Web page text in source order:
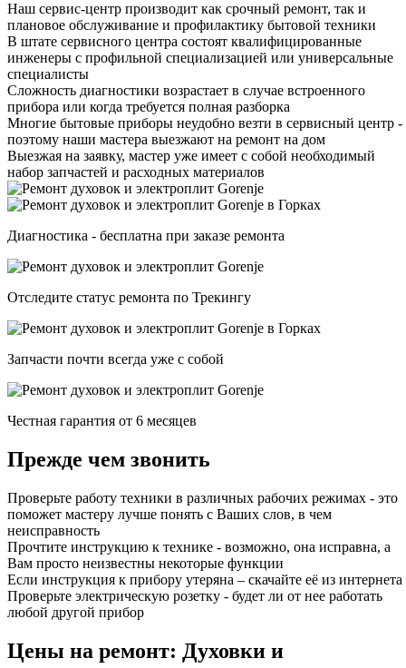
Наш сервис-центр производит как срочный ремонт, так и
плановое обслуживание и профилактику бытовой техники
В штате сервисного центра состоят квалифицированные
инженеры с профильной специализацией или универсальные
специалисты
Сложность диагностики возрастает в случае встроенного
прибора или когда требуется полная разборка
Многие бытовые приборы неудобно везти в сервисный центр -
поэтому наши мастера выезжают на ремонт на дом
Выезжая на заявку, мастер уже имеет с собой необходимый
набор запчастей и расходных материалов
Диагностика - бесплатна при заказе ремонта
Отследите статус ремонта по Трекингу
Запчасти почти всегда уже с собой
Честная гарантия от 6 месяцев
Прежде чем звонить
Проверьте работу техники в различных рабочих режимах - это
поможет мастеру лучше понять с Ваших слов, в чем
неисправность
Прочтите инструкцию к технике - возможно, она исправна, а
Вам просто неизвестны некоторые функции
Если инструкция к прибору утеряна – скачайте её из интернета
Проверьте электрическую розетку - будет ли от нее работать
любой другой прибор
Цены на ремонт: Духовки и